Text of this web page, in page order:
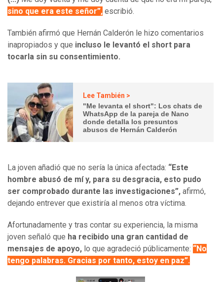
sino que era este señor”, escribió.
También afirmó que Hernán Calderón le hizo comentarios
inapropiados y que incluso le levantó el short para
tocarla sin su consentimiento.
Lee También >
"Me levanta el short": Los chats de
WhatsApp de la pareja de Nano
donde detalla los presuntos
abusos de Hernán Calderón
La joven añadió que no sería la única afectada: “Este
hombre abusó de mí y, para su desgracia, esto pudo
ser comprobado durante las investigaciones”, afirmó,
dejando entrever que existiría al menos otra víctima.
Afortunadamente y tras contar su experiencia, la misma
joven señaló que ha recibido una gran cantidad de
mensajes de apoyo, lo que agradeció públicamente: “No
tengo palabras. Gracias por tanto, estoy en paz”.